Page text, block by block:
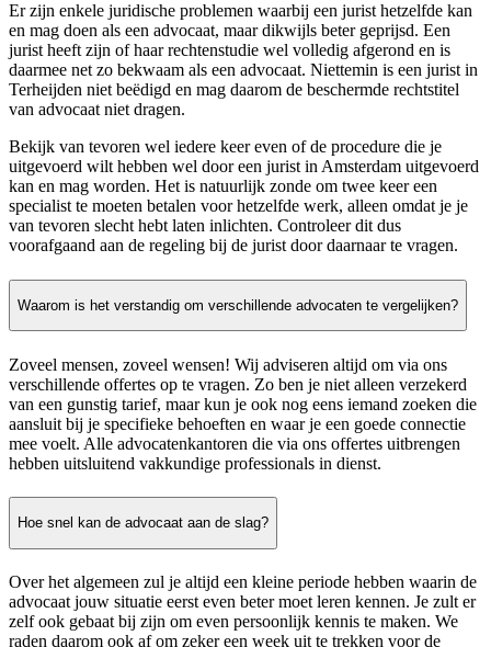
Er zijn enkele juridische problemen waarbij een jurist hetzelfde kan
en mag doen als een advocaat, maar dikwijls beter geprijsd. Een
jurist heeft zijn of haar rechtenstudie wel volledig afgerond en is
daarmee net zo bekwaam als een advocaat. Niettemin is een jurist in
Terheijden niet beëdigd en mag daarom de beschermde rechtstitel
van advocaat niet dragen.
Bekijk van tevoren wel iedere keer even of de procedure die je
uitgevoerd wilt hebben wel door een jurist in Amsterdam uitgevoerd
kan en mag worden. Het is natuurlijk zonde om twee keer een
specialist te moeten betalen voor hetzelfde werk, alleen omdat je je
van tevoren slecht hebt laten inlichten. Controleer dit dus
voorafgaand aan de regeling bij de jurist door daarnaar te vragen.
Waarom is het verstandig om verschillende advocaten te vergelijken?
Zoveel mensen, zoveel wensen! Wij adviseren altijd om via ons
verschillende offertes op te vragen. Zo ben je niet alleen verzekerd
van een gunstig tarief, maar kun je ook nog eens iemand zoeken die
aansluit bij je specifieke behoeften en waar je een goede connectie
mee voelt. Alle advocatenkantoren die via ons offertes uitbrengen
hebben uitsluitend vakkundige professionals in dienst.
Hoe snel kan de advocaat aan de slag?
Over het algemeen zul je altijd een kleine periode hebben waarin de
advocaat jouw situatie eerst even beter moet leren kennen. Je zult er
zelf ook gebaat bij zijn om even persoonlijk kennis te maken. We
raden daarom ook af om zeker een week uit te trekken voor de